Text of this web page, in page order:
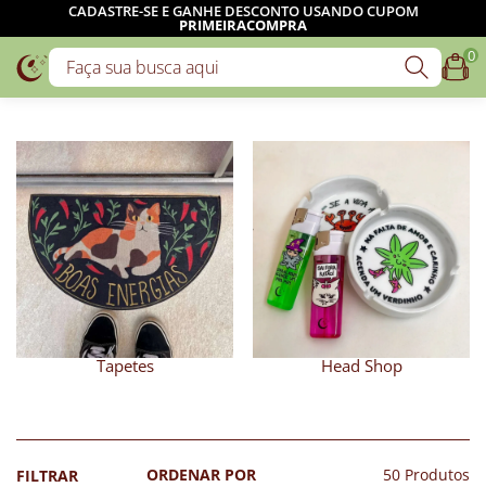
FRETE GRÁTIS:SP, RJ, ES E MG: A PARTIR DE R$159
DEMAIS REGIÕES: A PARTIR DE R$229
0
Tapetes Head Shop
FILTRAR 50 Produtos